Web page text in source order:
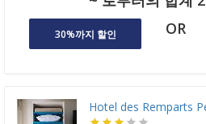
30%까지 할인 OR
Hotel des Remparts